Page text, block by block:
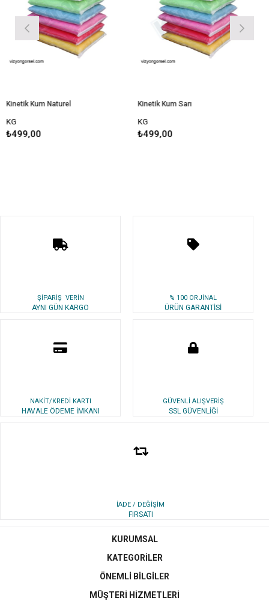
Kinetik Kum Naturel
KG
₺499,00
Kinetik Kum Sarı
KG
₺499,00
ŞİPARİŞ VERİN
AYNI GÜN KARGO
% 100 ORJİNAL
ÜRÜN GARANTİSİ
NAKİT/KREDİ KARTI
HAVALE ÖDEME İMKANI
GÜVENLİ ALIŞVERİŞ
SSL GÜVENLİĞİ
İADE / DEĞİŞİM
FIRSATI
KURUMSAL
KATEGORİLER
ÖNEMLİ BİLGİLER
MÜŞTERİ HİZMETLERİ